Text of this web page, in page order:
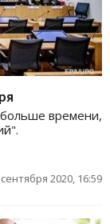
времени,
2020, 16:59